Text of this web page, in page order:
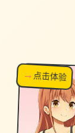
↗超棒！
→点击体验